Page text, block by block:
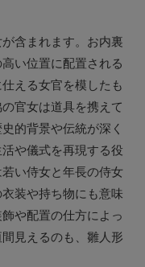
含まれます。お内裏
い位置に配置される
える女官を模したも
官女は道具を携えて
的背景や伝統が深く
や儀式を再現する役
い侍女と年長の侍女
装や持ち物にも意味
や配置の仕方によっ
見えるのも、雛人形